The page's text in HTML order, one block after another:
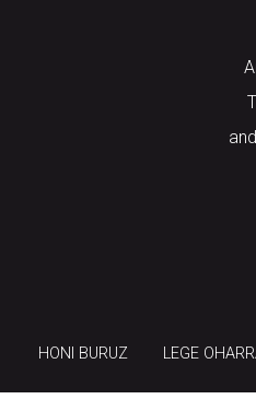
HONI BURUZ LEGE